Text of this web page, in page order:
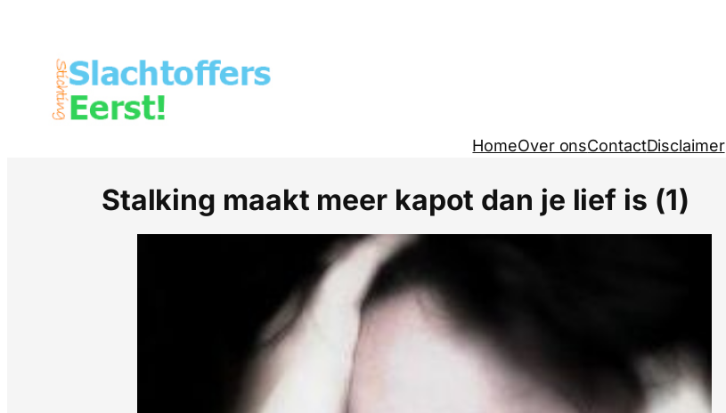
HomeOver onsContactDisclaimer
Stalking maakt meer kapot dan je lief is (1)